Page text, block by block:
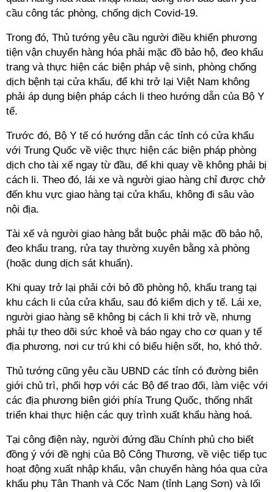
cầu công tác phòng, chống dịch Covid-19.
Trong đó, Thủ tướng yêu cầu người điều khiển phương
tiện vận chuyển hàng hóa phải mặc đồ bảo hộ, đeo khẩu
trang và thực hiện các biện pháp vệ sinh, phòng chống
dịch bệnh tại cửa khẩu, để khi trở lại Việt Nam không
phải áp dụng biện pháp cách li theo hướng dẫn của Bộ Y
tế.
Trước đó, Bộ Y tế có hướng dẫn các tỉnh có cửa khẩu
với Trung Quốc về việc thực hiện các biện pháp phòng
dịch cho tài xế ngay từ đầu, để khi quay về không phải bị
cách li. Theo đó, lái xe và người giao hàng chỉ được chở
đến khu vực giao hàng tại cửa khẩu, không đi sâu vào
nội địa.
Tài xế và người giao hàng bắt buộc phải mặc đồ bảo hộ,
đeo khẩu trang, rửa tay thường xuyên bằng xà phòng
(hoặc dung dịch sát khuẩn).
Khi quay trở lại phải cởi bỏ đồ phòng hộ, khẩu trang tại
khu cách li của cửa khẩu, sau đó kiểm dịch y tế. Lái xe,
người giao hàng sẽ không bị cách li khi trở về, nhưng
phải tự theo dõi sức khoẻ và báo ngay cho cơ quan y tế
địa phương, nơi cư trú khi có biểu hiện sốt, ho, khó thở.
Thủ tướng cũng yêu cầu UBND các tỉnh có đường biên
giới chủ trì, phối hợp với các Bộ để trao đổi, làm việc với
các địa phương biên giới phía Trung Quốc, thống nhất
triển khai thực hiện các quy trình xuất khẩu hàng hoá.
Tại công điện này, người đứng đầu Chính phủ cho biết
đồng ý với đề nghị của Bộ Công Thương, về việc tiếp tục
hoạt động xuất nhập khẩu, vận chuyển hàng hóa qua cửa
khẩu phụ Tân Thanh và Cốc Nam (tỉnh Lạng Sơn) và lối